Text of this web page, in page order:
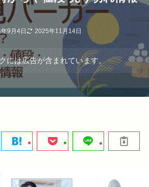
9月4日 2025年11月14日
には広告が含まれています。